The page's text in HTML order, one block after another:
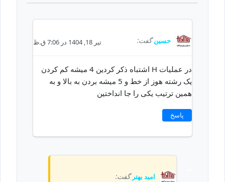
حسین گفت: تیر 18, 1404 در 7:06 ق.ظ
در عملیات H اشتباه ذکر کردین 4 میشه کم کردن
یک رشته هوز از خط و 5 میشه بردن به بالا و به
همین ترتیب یکی را جا انداختین
پاسخ
امید بهتر گفت: